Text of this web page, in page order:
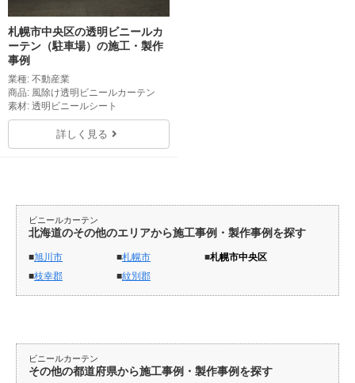
札幌市中央区の透明ビニールカ
ーテン（駐車場）の施工・製作
事例
業種: 不動産業
商品: 風除け透明ビニールカーテン
素材: 透明ビニールシート
詳しく見る
ビニールカーテン
北海道のその他のエリアから施工事例・製作事例を探す
旭川市 札幌市
札幌市中央区
枝幸郡
紋別郡
ビニールカーテン
その他の都道府県から施工事例・製作事例を探す